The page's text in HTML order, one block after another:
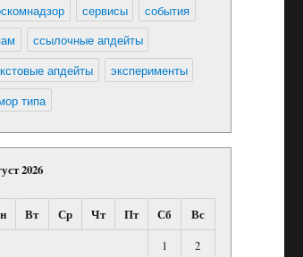
сервисы
события
ссылочные апдейты
апдейты
эксперименты
типа
2026
Вт Ср Чт Пт Сб Вс
1
2